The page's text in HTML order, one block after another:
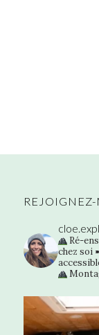
Ré-
chez soi